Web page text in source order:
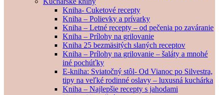
Kniha- Cuketové recepty
Kniha – Polievky a prívarky
Kniha – Letné recepty – od pečenia po zaváranie
Kniha – Prílohy na grilovanie
Kniha 25 bezmäsitých slaných receptov
Kniha – Prílohy na grilovanie – šaláty a mnohé
iné pochúťky
E-kniha: Sviatočný stôl- Od Vianoc po Silvestra,
tipy na veľké rodinné oslavy – luxusná kuchárka
Kniha – Najlepšie recepty s jahodami